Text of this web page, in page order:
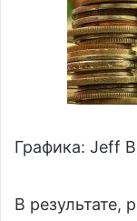
Графика: Jeff
В результате,